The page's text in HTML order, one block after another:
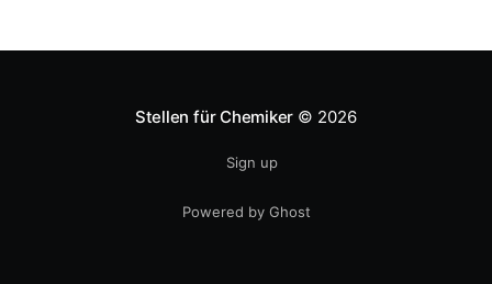
Stellen für Chemiker © 2026
Sign up
Powered by Ghost